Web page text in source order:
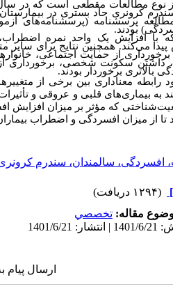
مطالعه پرسشنامه (پرسشنامه‌های
بودند.
که با افزایش یک واحد نمره
می‌کند. همچنین نتایج برای سایر
از حمایت اجتماعی،
داشتن سکونت شخصی، برخورداری از
بالاتری برخوردار بودند.
رابطه معناداری بین برخی از
به بیماری‌های قلبی و عروقی و
که مؤثر بر میزان افزایش
تا از میزان افسردگی و اضطراب
افسردگی، سالمندان، سندرم
(۱۲۹۴ دریافت)
مقاله: تخصصي
ارسال پیام